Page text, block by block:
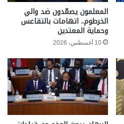
المعلمون يصعّدون ضد والي
الخرطوم.. اتهامات بالتقاعس
وحماية المعتدين
10 أغسطس، 2026